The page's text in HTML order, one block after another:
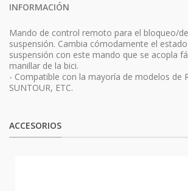
INFORMACIÓN
Mando de control remoto para el bloqueo/
suspensión. Cambia cómodamente el
suspensión con este mando que se acopla
manillar de la bici.
- Compatible con la mayoría de modelos de
SUNTOUR, ETC.
ACCESORIOS